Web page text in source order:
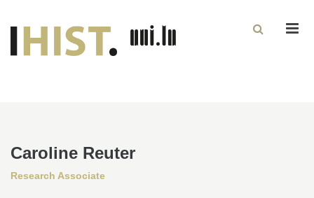
Caroline Reuter
Research Associate